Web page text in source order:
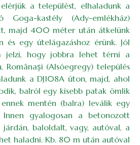
a települést, elhaladunk a
Goga-kastély (Ady-emlékház)
majd 400 méter után átkelünk
és egy útelágazáshoz érünk. Jól
jelzi, hogy jobbra lehet térni a
Românași (Alsóegregy) település
a DJ108A úton, majd, ahol
balról egy kisebb patak ömlik
mentén (balra) leválik egy
gyalogosan a betonozott
baloldalt, vagy, autóval, a
haladni. Kb. 80 m után autóval